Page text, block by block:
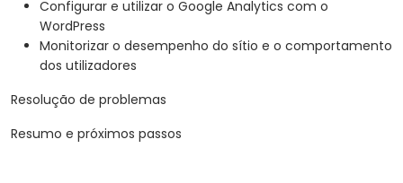
Configurar e utilizar o Google Analytics com o
WordPress
Monitorizar o desempenho do sítio e o comportamento
dos utilizadores
Resolução de problemas
Resumo e próximos passos